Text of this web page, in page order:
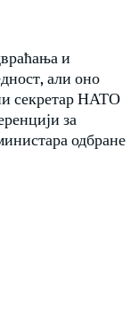
и
али оно
секретар НАТО
за
одбране